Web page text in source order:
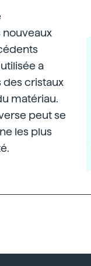
a
des cristaux
matériau.
peut se
les plus